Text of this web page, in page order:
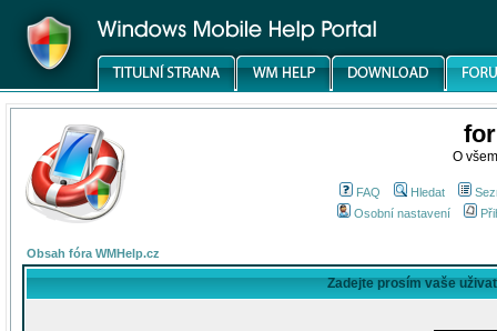
O
FAQ Hledat
Osobní nastavení
Obsah fóra WMHelp.cz
Zadejte prosím vaše